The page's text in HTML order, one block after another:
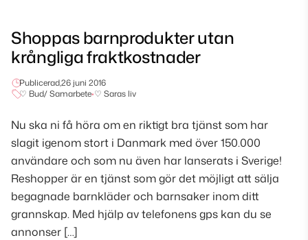
Shoppas barnprodukter utan
krångliga fraktkostnader
Publicerad,26 juni 2016
♡ Bud/ Samarbete•♡ Saras liv
Nu ska ni få höra om en riktigt bra tjänst som har
slagit igenom stort i Danmark med över 150.000
användare och som nu även har lanserats i Sverige!
Reshopper är en tjänst som gör det möjligt att sälja
begagnade barnkläder och barnsaker inom ditt
grannskap. Med hjälp av telefonens gps kan du se
annonser […]